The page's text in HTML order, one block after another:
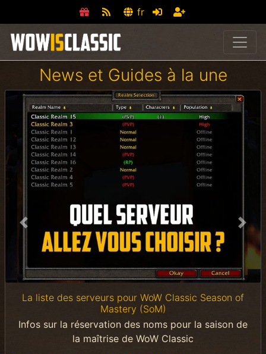
fr
News et Guides à la une
La liste des serveurs pour WoW Classic Season of
Mastery (SoM)
Infos sur la réservation des noms pour la saison de
la maîtrise de WoW Classic
Previous Next